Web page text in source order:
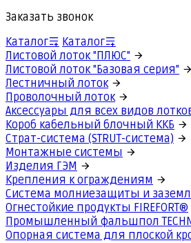
Заказать звонок
Каталог
Каталог
Листовой лоток "ПЛЮС"
Листовой лоток "Базовая серия"
Лестничный лоток
Проволочный лоток
Аксессуары для всех видов
Короб кабельный блочный ККБ
Страт-система (STRUT-система)
Монтажные системы
Изделия ГЭМ
Крепления к ограждениям
Система молниезащиты и
Огнестойкие продукты FIREFORT®
Промышленный фальшпол
Опорная система для плоской